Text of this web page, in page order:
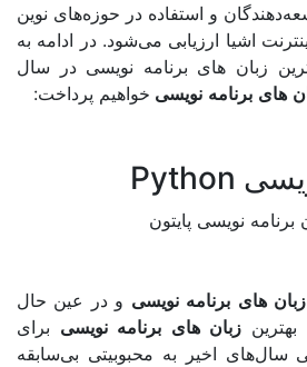
استفاده در حوزه‌های نوین
می‌شود. در ادامه به
های برنامه نویسی در سال
نویسیخواهیم پرداخت:
نویسیو در عین حال
های برنامه نویسیبرای
به محبوبیتی بی‌سابقه